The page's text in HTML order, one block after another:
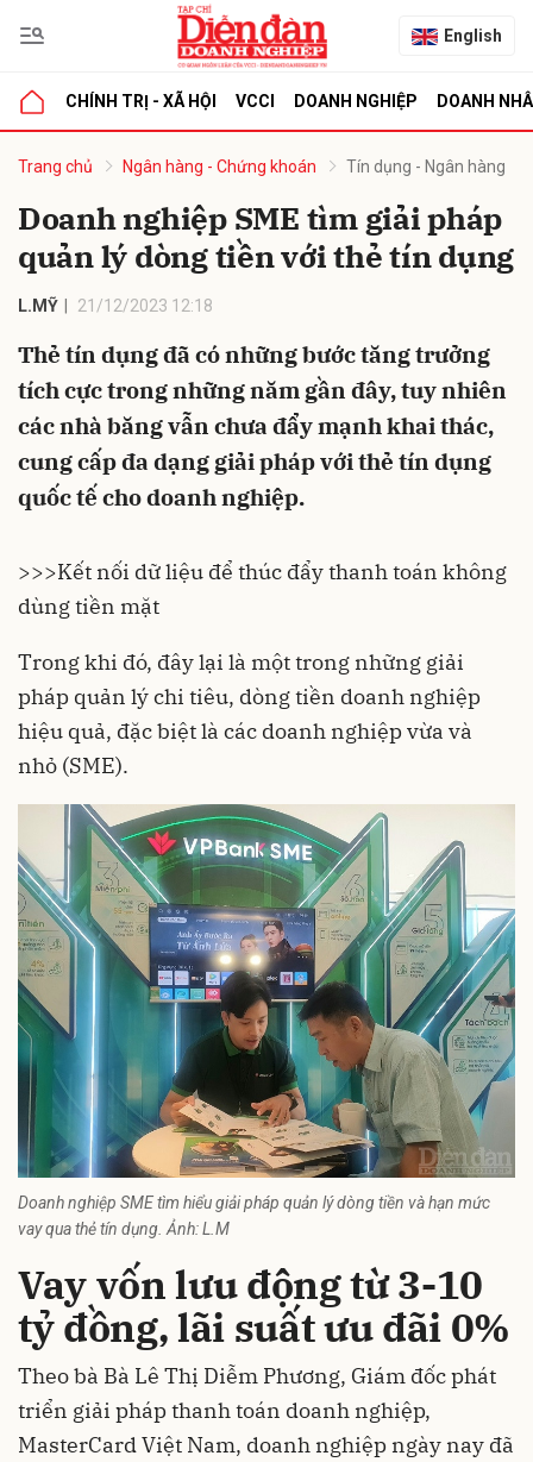
English
CHÍNH TRỊ - XÃ HỘI VCCI DOANH NGHIỆP DOANH
Trang chủ Ngân hàng - Chứng khoán Tín dụng - Ngân hàng
Doanh nghiệp SME tìm giải pháp
quản lý dòng tiền với thẻ tín dụng
L.MỸ 21/12/2023 12:18
Thẻ tín dụng đã có những bước tăng trưởng
tích cực trong những năm gần đây, tuy nhiên
các nhà băng vẫn chưa đẩy mạnh khai thác,
cung cấp đa dạng giải pháp với thẻ tín dụng
quốc tế cho doanh nghiệp.
>>>Kết nối dữ liệu để thúc đẩy thanh toán không
dùng tiền mặt
Trong khi đó, đây lại là một trong những giải
pháp quản lý chi tiêu, dòng tiền doanh nghiệp
hiệu quả, đặc biệt là các doanh nghiệp vừa và
nhỏ (SME).
Doanh nghiệp SME tìm hiểu giải pháp quản lý dòng tiền và hạn mức
vay qua thẻ tín dụng. Ảnh: L.M
Vay vốn lưu động từ 3-10
tỷ đồng, lãi suất ưu đãi 0%
Theo bà Bà Lê Thị Diễm Phương, Giám đốc phát
triển giải pháp thanh toán doanh nghiệp,
MasterCard Việt Nam, doanh nghiệp ngày nay đã
luận
Hủy